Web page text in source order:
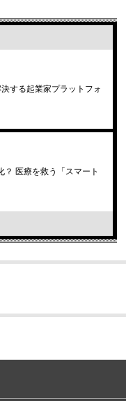
する起業家プラットフォ
？ 医療を救う「スマート